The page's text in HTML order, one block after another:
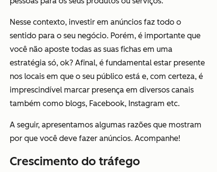
Nesse contexto, investir em anúncios faz todo o
sentido para o seu negócio. Porém, é importante que
você não aposte todas as suas fichas em uma
estratégia só, ok? Afinal, é fundamental estar presente
nos locais em que o seu público está e, com certeza, é
imprescindível marcar presença em diversos canais
também como blogs, Facebook, Instagram etc.
A seguir, apresentamos algumas razões que mostram
por que você deve fazer anúncios. Acompanhe!
Crescimento do tráfego